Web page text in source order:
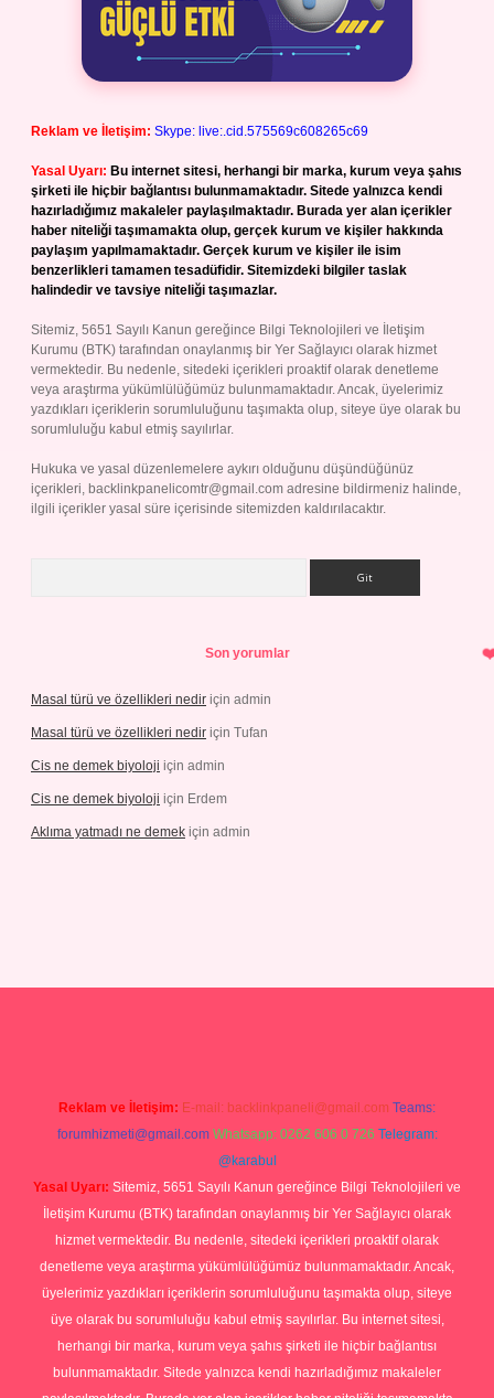
Reklam ve İletişim: Skype: live:.cid.575569c608265c69
Yasal Uyarı: Bu internet sitesi, herhangi bir marka, kurum veya şahıs
şirketi ile hiçbir bağlantısı bulunmamaktadır. Sitede yalnızca kendi
hazırladığımız makaleler paylaşılmaktadır. Burada yer alan içerikler
haber niteliği taşımamakta olup, gerçek kurum ve kişiler hakkında
paylaşım yapılmamaktadır. Gerçek kurum ve kişiler ile isim
benzerlikleri tamamen tesadüfidir. Sitemizdeki bilgiler taslak
halindedir ve tavsiye niteliği taşımazlar.
Sitemiz, 5651 Sayılı Kanun gereğince Bilgi Teknolojileri ve İletişim
Kurumu (BTK) tarafından onaylanmış bir Yer Sağlayıcı olarak hizmet
vermektedir. Bu nedenle, sitedeki içerikleri proaktif olarak denetleme
veya araştırma yükümlülüğümüz bulunmamaktadır. Ancak, üyelerimiz
yazdıkları içeriklerin sorumluluğunu taşımakta olup, siteye üye olarak bu
sorumluluğu kabul etmiş sayılırlar.
Hukuka ve yasal düzenlemelere aykırı olduğunu düşündüğünüz
içerikleri, backlinkpanelicomtr@gmail.com adresine bildirmeniz halinde,
ilgili içerikler yasal süre içerisinde sitemizden kaldırılacaktır.
Son yorumlar
Masal türü ve özellikleri nedir için admin
Masal türü ve özellikleri nedir için Tufan
Cis ne demek biyoloji için admin
Cis ne demek biyoloji için Erdem
Aklıma yatmadı ne demek için admin
Reklam ve İletişim: E-mail: backlinkpaneli@gmail.com Teams:
forumhizmeti@gmail.com Whatsapp: 0262 606 0 726 Telegram:
@karabul
Yasal Uyarı: Sitemiz, 5651 Sayılı Kanun gereğince Bilgi Teknolojileri ve
İletişim Kurumu (BTK) tarafından onaylanmış bir Yer Sağlayıcı olarak
hizmet vermektedir. Bu nedenle, sitedeki içerikleri proaktif olarak
denetleme veya araştırma yükümlülüğümüz bulunmamaktadır. Ancak,
üyelerimiz yazdıkları içeriklerin sorumluluğunu taşımakta olup, siteye
üye olarak bu sorumluluğu kabul etmiş sayılırlar. Bu internet sitesi,
herhangi bir marka, kurum veya şahıs şirketi ile hiçbir bağlantısı
bulunmamaktadır. Sitede yalnızca kendi hazırladığımız makaleler